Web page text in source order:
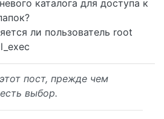
каталога для доступа к
ли пользователь root
пост, прежде чем
выбор.